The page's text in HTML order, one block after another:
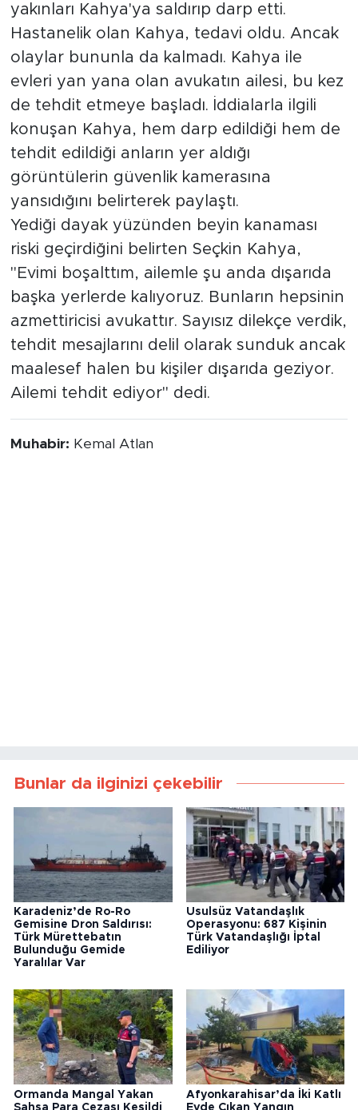
yakınları Kahya'ya saldırıp darp etti.
Hastanelik olan Kahya, tedavi oldu. Ancak
olaylar bununla da kalmadı. Kahya ile
evleri yan yana olan avukatın ailesi, bu kez
de tehdit etmeye başladı. İddialarla ilgili
konuşan Kahya, hem darp edildiği hem de
tehdit edildiği anların yer aldığı
görüntülerin güvenlik kamerasına
yansıdığını belirterek paylaştı.
Yediği dayak yüzünden beyin kanaması
riski geçirdiğini belirten Seçkin Kahya,
"Evimi boşalttım, ailemle şu anda dışarıda
başka yerlerde kalıyoruz. Bunların hepsinin
azmettiricisi avukattır. Sayısız dilekçe verdik,
tehdit mesajlarını delil olarak sunduk ancak
maalesef halen bu kişiler dışarıda geziyor.
Ailemi tehdit ediyor" dedi.
Muhabir: Kemal Atlan
Bunlar da ilginizi çekebilir
Karadeniz’de Ro-Ro
Gemisine Dron Saldırısı:
Türk Mürettebatın
Bulunduğu Gemide
Yaralılar Var
Usulsüz Vatandaşlık
Operasyonu: 687 Kişinin
Türk Vatandaşlığı İptal
Ediliyor
Ormanda Mangal Yakan
Şahsa Para Cezası Kesildi
Afyonkarahisar’da İki Katlı
Evde Çıkan Yangın